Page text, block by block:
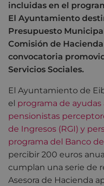
incluidas en el
El Ayuntamiento
Presupuesto
Comisión de
convocatoria
Servicios Sociales.
El Ayuntamiento de
el programa de
pensionistas
de Ingresos (RGI) y
programa del Banco
percibir 200 euros
cumplan una serie de
Asesora de Hacienda